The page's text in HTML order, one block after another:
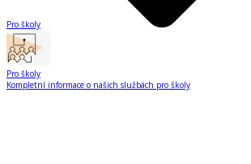
Pro školy
Pro školy
Kompletní informace o našich službách pro školy